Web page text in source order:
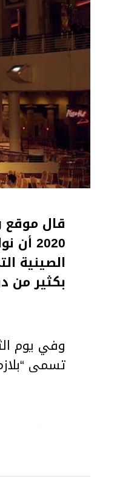
2020
بكثير من
تسمى “بلازما” بحرارة 100
وتم
الشمس